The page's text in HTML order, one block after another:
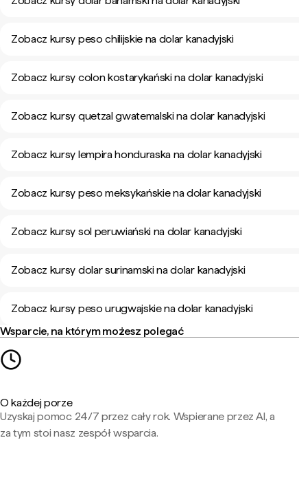
Zobacz kursy peso chilijskie na dolar kanadyjski
Zobacz kursy colon kostarykański na dolar kanadyjski
Zobacz kursy quetzal gwatemalski na dolar kanadyjski
Zobacz kursy lempira honduraska na dolar kanadyjski
Zobacz kursy peso meksykańskie na dolar kanadyjski
Zobacz kursy sol peruwiański na dolar kanadyjski
Zobacz kursy dolar surinamski na dolar kanadyjski
Zobacz kursy peso urugwajskie na dolar kanadyjski
Wsparcie, na którym możesz polegać
O każdej porze
Uzyskaj pomoc 24/7 przez cały rok. Wspierane przez AI, a
za tym stoi nasz zespół wsparcia.